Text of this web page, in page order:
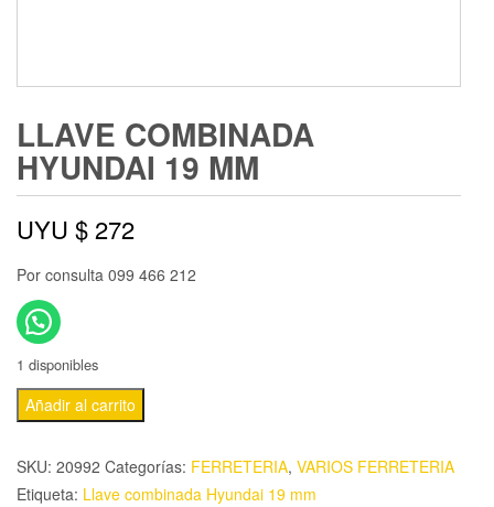
LLAVE COMBINADA
HYUNDAI 19 MM
UYU $272
Por consulta 099 466 212
1 disponibles
Añadir al carrito
SKU: 20992 Categorías: FERRETERIA, VARIOS FERRETERIA
Etiqueta: Llave combinada Hyundai 19 mm